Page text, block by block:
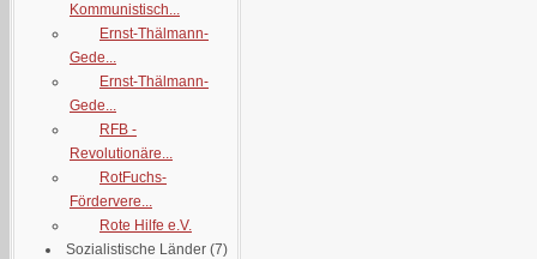
Kommunistisch...
Ernst-Thälmann-
Gede...
Ernst-Thälmann-
Gede...
RFB -
Revolutionäre...
RotFuchs-
Fördervere...
Rote Hilfe e.V.
Sozialistische Länder (7)